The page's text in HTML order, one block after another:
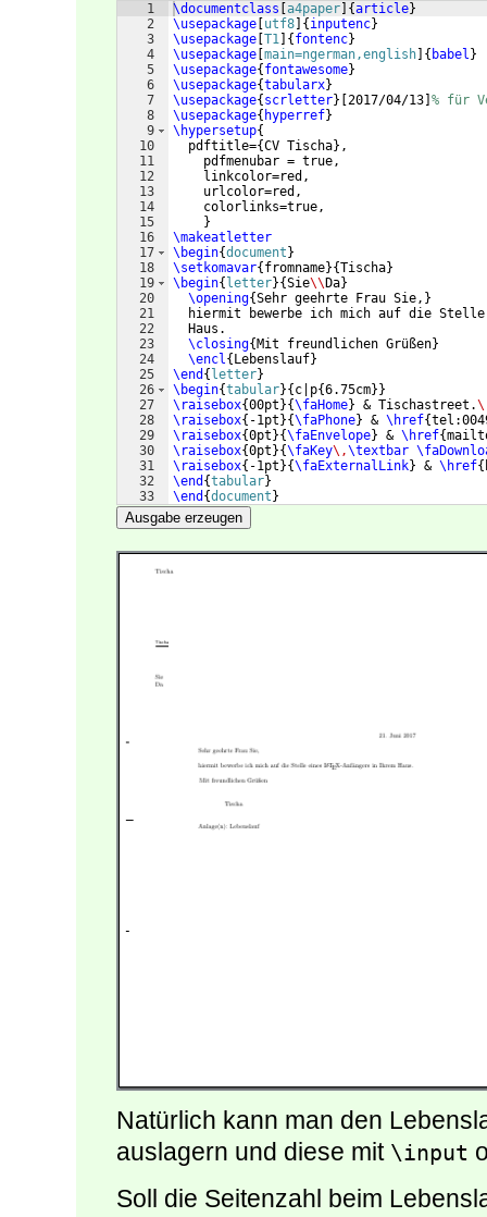
1
2
3
4
5
6
7
8
9
10
11
12
13
14
15
16
17
18
19
20
21
22
23
24
25
26
27
28
29
30
31
32
33
\documentclass a4paper {article}
\usepackage utf8 { inputenc}
\usepackage T1 { fontenc}
\usepackage main=ngerman,english { babel }
\usepackage{ fontawesome}
\usepackage{tabularx}
\usepackage{ scrletter} 2017/04/13 % für
\usepackage{ hyperref}
\hypersetup{
  pdftitle=
{CV Tischa} ,
    pdfmenubar = true,
    linkcolor=red,
    urlcolor=red,
    colorlinks=true,
}
\makeatletter
\begin{document }
\setkomavar{ fromname}{Tischa}
\begin{ letter}{Sie\\ Da}
\opening{Sehr geehrte Frau Sie, }
hiermit bewerbe ich mich auf die
  Haus.
\closing{ Mit freundlichen Grüßen}
\encl{ Lebenslauf}
\end { letter}
\begin{tabular}{ c|p{6.75cm}}
\raisebox{00pt }{\faHome} & Tischastreet.
\raisebox{ -1pt }{\faPhone} & \href{
\raisebox{0pt }{\faEnvelope} & \href{
\raisebox{0pt }{\faKey\,\textbar
\raisebox{ -1pt }{\faExternalLink} & \href{
\end {tabular}
\end {document }
Ausgabe erzeugen
Natürlich kann man den
auslagern und diese mit \input
Soll die Seitenzahl beim